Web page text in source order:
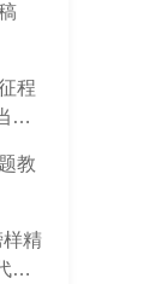
程
践
教
样精
先